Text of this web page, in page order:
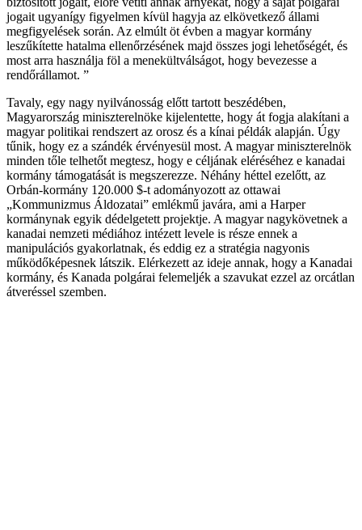
jogait ugyanígy figyelmen kívül hagyja az elkövetkező állami
megfigyelések során. Az elmúlt öt évben a magyar kormány
leszűkítette hatalma ellenőrzésének majd összes jogi lehetőségét, és
most arra használja föl a menekültválságot, hogy bevezesse a
rendőrállamot. ”
Tavaly, egy nagy nyilvánosság előtt tartott beszédében,
Magyarország miniszterelnöke kijelentette, hogy át fogja alakítani a
magyar politikai rendszert az orosz és a kínai példák alapján. Úgy
tűnik, hogy ez a szándék érvényesül most. A magyar miniszterelnök
minden tőle telhetőt megtesz, hogy e céljának eléréséhez e kanadai
kormány támogatását is megszerezze. Néhány héttel ezelőtt, az
Orbán-kormány 120.000 $-t adományozott az ottawai
„Kommunizmus Áldozatai” emlékmű javára, ami a Harper
kormánynak egyik dédelgetett projektje. A magyar nagykövetnek a
kanadai nemzeti médiához intézett levele is része ennek a
manipulációs gyakorlatnak, és eddig ez a stratégia nagyonis
működőképesnek látszik. Elérkezett az ideje annak, hogy a Kanadai
kormány, és Kanada polgárai felemeljék a szavukat ezzel az orcátlan
átveréssel szemben.